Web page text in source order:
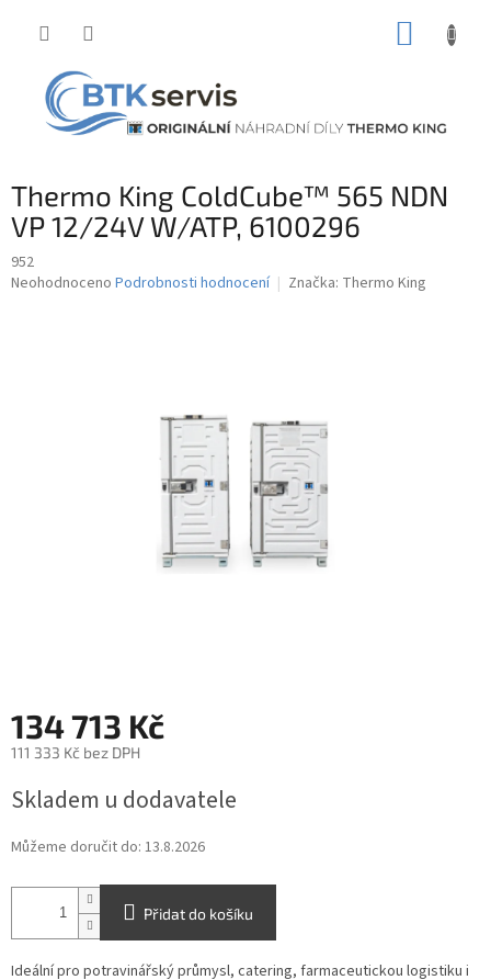
Thermo King ColdCube™ 565 NDN
VP 12/24V W/ATP, 6100296
952
Průměrné
Neohodnoceno Podrobnosti hodnocení Značka: Thermo King
134 713 Kč
111 333 Kč bez DPH
cena:
Skladem u dodavatele
Můžeme doručit do: 13.8.2026
Přidat do košíku
Ideální pro potravinářský průmysl, catering, farmaceutickou logistiku i